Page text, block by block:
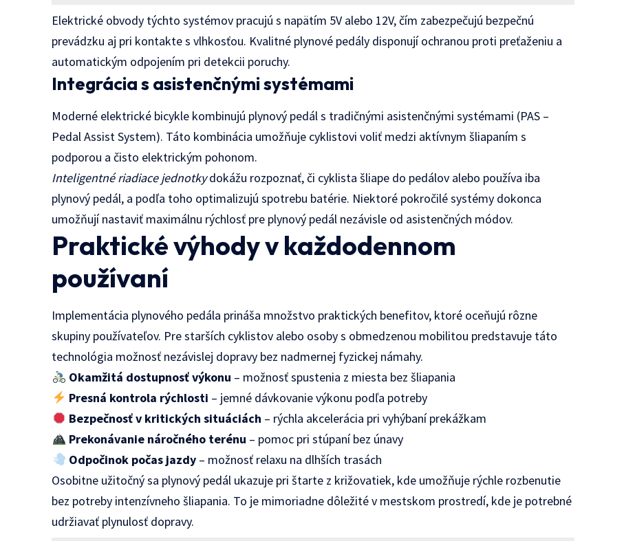
Elektrické obvody týchto systémov pracujú s napätím 5V alebo 12V, čím zabezpečujú bezpečnú
prevádzku aj pri kontakte s vlhkosťou. Kvalitné plynové pedály disponují ochranou proti preťaženiu a
automatickým odpojením pri detekcii poruchy.
Integrácia s asistenčnými systémami
Moderné elektrické bicykle kombinujú plynový pedál s tradičnými asistenčnými systémami (PAS –
Pedal Assist System). Táto kombinácia umožňuje cyklistovi voliť medzi aktívnym šliapaním s
podporou a čisto elektrickým pohonom.
Inteligentné riadiace jednotkydokážu rozpoznať, či cyklista šliape do pedálov alebo používa iba
plynový pedál, a podľa toho optimalizujú spotrebu batérie. Niektoré pokročilé systémy dokonca
umožňují nastaviť maximálnu rýchlosť pre plynový pedál nezávisle od asistenčných módov.
Praktické výhody v každodennom
používaní
Implementácia plynového pedála prináša množstvo praktických benefitov, ktoré oceňujú rôzne
skupiny používateľov. Pre starších cyklistov alebo osoby s obmedzenou mobilitou predstavuje táto
technológia možnosť nezávislej dopravy bez nadmernej fyzickej námahy.
Okamžitá dostupnosť výkonu – možnosť spustenia z miesta bez šliapania
Presná kontrola rýchlosti – jemné dávkovanie výkonu podľa potreby
Bezpečnosť v kritických situáciách – rýchla akcelerácia pri vyhýbaní prekážkam
Prekonávanie náročného terénu – pomoc pri stúpaní bez únavy
Odpočinok počas jazdy– možnosť relaxu na dlhších trasách
Osobitne užitočný sa plynový pedál ukazuje pri štarte z križovatiek, kde umožňuje rýchle rozbenutie
bez potreby intenzívneho šliapania. To je mimoriadne dôležité v mestskom prostredí, kde je potrebné
udržiavať plynulosť dopravy.